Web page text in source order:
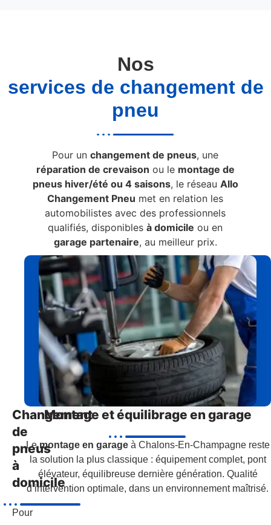
Nos
services de changement de
pneu
Pour unchangement de pneus, une
réparation de crevaison ou le montage de
pneus hiver/été ou 4 saisons, le réseau Allo
Changement Pneu met en relation les
automobilistes avec des professionnels
qualifiés, disponiblesà domicile ou en
garage partenaire, au meilleur prix.
Changement
de
pneus
à
domicile
Pour
Montage et équilibrage en garage
Lemontage en garageà Chalons-En-Champagne reste
la solution la plus classique : équipement complet, pont
élévateur, équilibreuse dernière génération. Qualité
d’intervention optimale, dans un environnement maîtrisé.